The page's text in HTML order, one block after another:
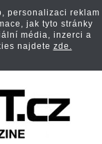
personalizaci reklam
jak tyto stránky
média, inzerci a
najdete zde.